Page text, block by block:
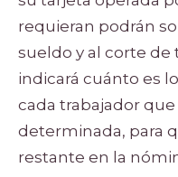
requieran podrán
sueldo y al corte de
indicará cuánto es
cada trabajador
determinada, para
restante en la